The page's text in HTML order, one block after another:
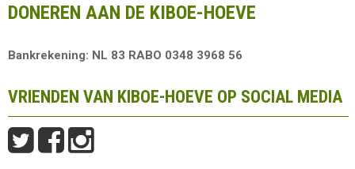
DONEREN AAN DE KIBOE-HOEVE
Bankrekening: NL 83 RABO 0348 3968 56
VRIENDEN VAN KIBOE-HOEVE OP SOCIAL MEDIA